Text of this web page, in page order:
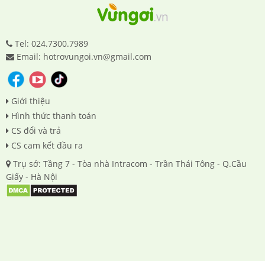
Tel: 024.7300.7989
Email: hotrovungoi.vn@gmail.com
Giới thiệu
Hình thức thanh toán
CS đổi và trả
CS cam kết đầu ra
Trụ sở: Tầng 7 - Tòa nhà Intracom - Trần Thái Tông - Q.Cầu
Giấy - Hà Nội